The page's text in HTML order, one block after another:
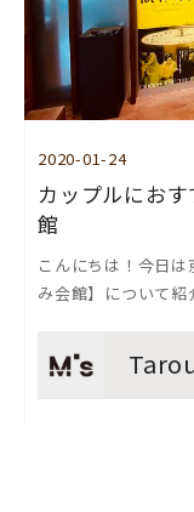
2020-01-24
カップルにお
館
こんにちは！今日
み会館】について